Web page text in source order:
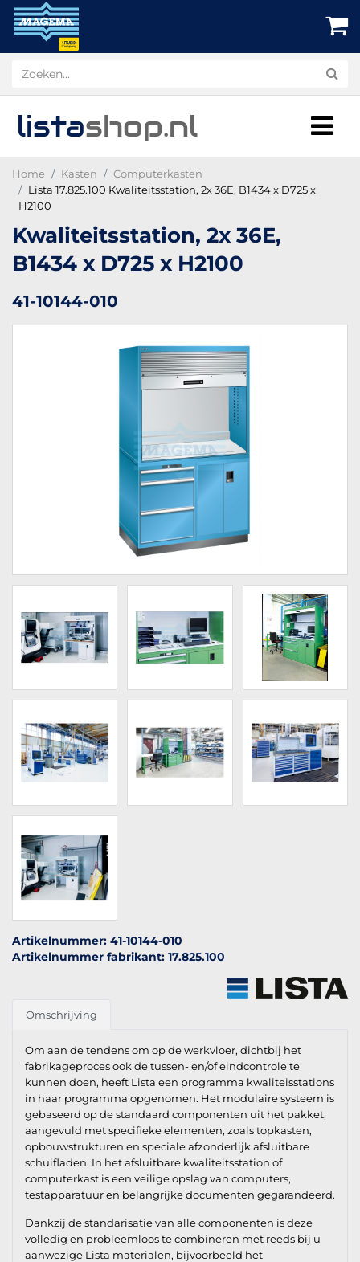
listashop.nl
Home Kasten
Computerkasten
Lista 17.825.100 Kwaliteitsstation, 2x 36E, B1434 x D725 x
H2100
Kwaliteitsstation, 2x 36E,
B1434 x D725 x H2100
41-10144-010
Artikelnummer: 41-10144-010
Artikelnummer fabrikant: 17.825.100
Omschrijving
Om aan de tendens om op de werkvloer, dichtbij het
fabrikageproces ook de tussen- en/of eindcontrole te
kunnen doen, heeft Lista een programma kwaliteisstations
in haar programma opgenomen. Het modulaire systeem is
gebaseerd op de standaard componenten uit het pakket,
aangevuld met specifieke elementen, zoals topkasten,
opbouwstrukturen en speciale afzonderlijk afsluitbare
schuifladen. In het afsluitbare kwaliteitsstation of
computerkast is een veilige opslag van computers,
testapparatuur en belangrijke documenten gegarandeerd.
Dankzij de standarisatie van alle componenten is deze
volledig en probleemloos te combineren met reeds bij u
aanwezige Lista materialen, bijvoorbeeld het